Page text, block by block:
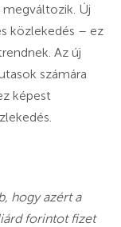
Új
közlekedés – ez
Az új
számára
képest
hogy azért a
forintot fizet